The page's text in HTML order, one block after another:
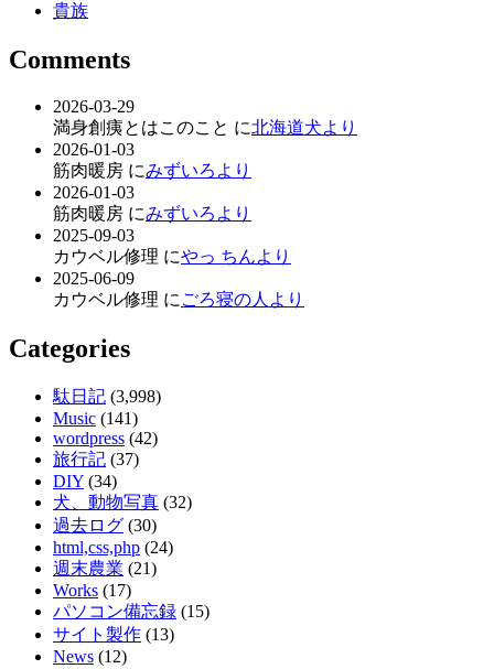
貴族
Comments
2026-03-29
満身創痍とはこのこと に北海道犬より
2026-01-03
筋肉暖房 にみずいろより
2026-01-03
筋肉暖房 にみずいろより
2025-09-03
カウベル修理 にやっ ちんより
2025-06-09
カウベル修理 に ごろ寝の人より
Categories
駄日記 (3,998)
Music (141)
wordpress (42)
旅行記 (37)
DIY (34)
犬、動物写真 (32)
過去ログ (30)
html,css,php (24)
週末農業 (21)
Works (17)
パソコン備忘録 (15)
サイト製作 (13)
News (12)